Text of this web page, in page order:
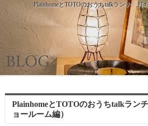
PlainhomeとTOTOのおうちtalkランチ 打
PlainhomeとTOTOのおうちtalkラン
ョールーム編）